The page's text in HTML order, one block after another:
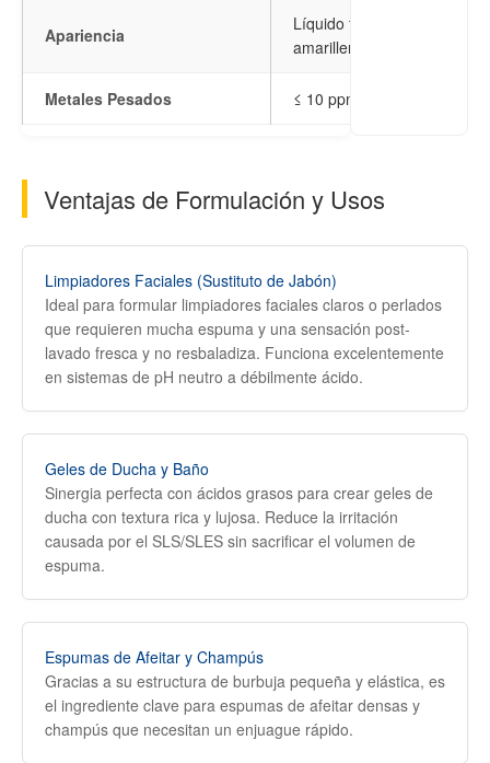
Apariencia
Líquido transparente a
amarillento
Metales Pesados ≤ 10 ppm
Ventajas de Formulación y Usos
Limpiadores Faciales (Sustituto de Jabón)
Ideal para formular limpiadores faciales claros o perlados
que requieren mucha espuma y una sensación post-
lavado fresca y no resbaladiza. Funciona excelentemente
en sistemas de pH neutro a débilmente ácido.
Geles de Ducha y Baño
Sinergia perfecta con ácidos grasos para crear geles de
ducha con textura rica y lujosa. Reduce la irritación
causada por el SLS/SLES sin sacrificar el volumen de
espuma.
Espumas de Afeitar y Champús
Gracias a su estructura de burbuja pequeña y elástica, es
el ingrediente clave para espumas de afeitar densas y
champús que necesitan un enjuague rápido.